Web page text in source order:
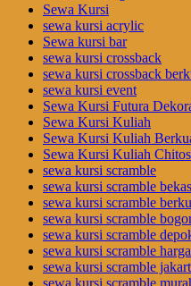
Sewa Kursi
sewa kursi acrylic
Sewa kursi bar
sewa kursi crossback
sewa kursi crossback
sewa kursi event
Sewa Kursi Futura
Sewa Kursi Kuliah
Sewa Kursi Kuliah
Sewa Kursi Kuliah
sewa kursi scramble
sewa kursi scramble
sewa kursi scramble
sewa kursi scramble
sewa kursi scramble
sewa kursi scramble
sewa kursi scramble
sewa kursi scramble